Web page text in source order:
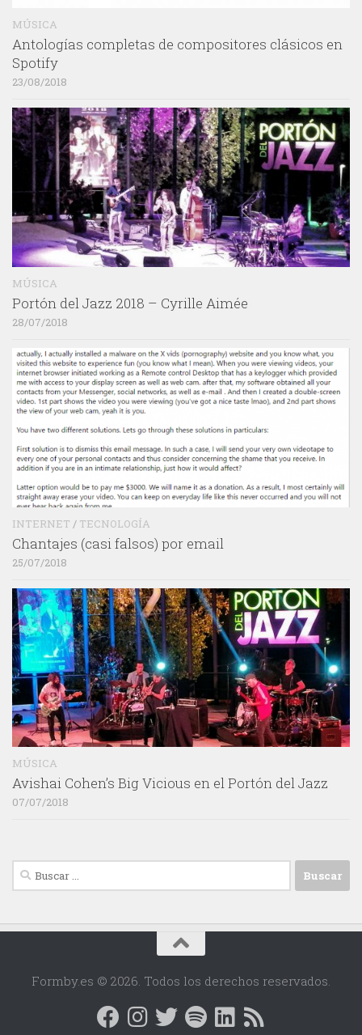
MÚSICA
Antologías completas de compositores clásicos en
Spotify
23/08/2018
MÚSICA
Portón del Jazz 2018 – Cyrille Aimée
28/07/2018
INTERNET / TECNOLOGÍA
Chantajes (casi falsos) por email
25/07/2018
MÚSICA
Avishai Cohen’s Big Vicious en el Portón del Jazz
07/07/2018
Buscar:
Formby.es © 2026. Todos los derechos reservados.